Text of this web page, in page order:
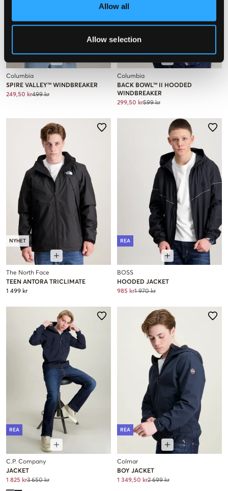
Allow all
Allow selection
Columbia
SPIRE VALLEY™ WINDBREAKER
249,50 kr499 kr
Columbia
BACK BOWL™ II HOODED
WINDBREAKER
299,50 kr599 kr
NYHET
The North Face
TEEN ANTORA TRICLIMATE
1 499 kr
REA
BOSS
HOODED JACKET
985 kr1 970 kr
REA
C.P. Company
JACKET
1 825 kr3 650 kr
REA
Colmar
BOY JACKET
1 349,50 kr2 699 kr